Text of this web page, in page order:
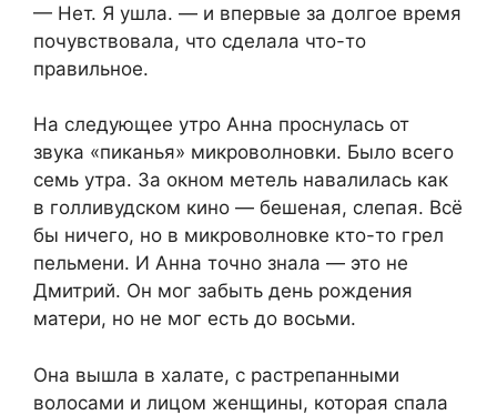
— Нет. Я ушла. — и впервые за долгое время
почувствовала, что сделала что-то
правильное.
На следующее утро Анна проснулась от
звука «пиканья» микроволновки. Было всего
семь утра. За окном метель навалилась как
в голливудском кино — бешеная, слепая. Всё
бы ничего, но в микроволновке кто-то грел
пельмени. И Анна точно знала — это не
Дмитрий. Он мог забыть день рождения
матери, но не мог есть до восьми.
Она вышла в халате, с растрепанными
волосами и лицом женщины, которая спала